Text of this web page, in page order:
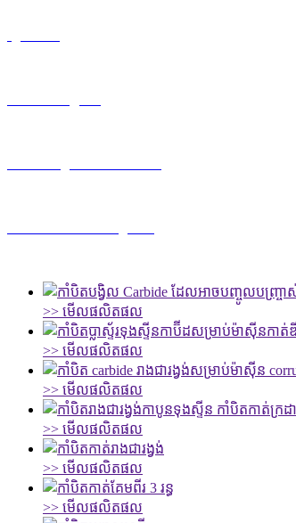
>> មើលផលិតផល
>> មើលផលិតផល
>> មើលផលិតផល
>> មើលផលិតផល
>> មើលផលិតផល
>> មើលផលិតផល